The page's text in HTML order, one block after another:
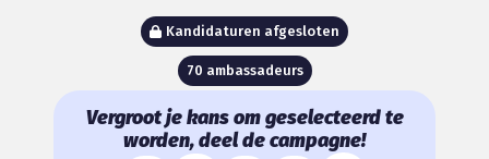
Kandidaturen afgesloten
70 ambassadeurs
Vergroot je kans om geselecteerd te
worden, deel de campagne!